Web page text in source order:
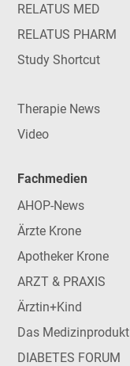
RELATUS MED
RELATUS PHARM
Study Shortcut
Therapie News
Video
Fachmedien
AHOP-News
Ärzte Krone
Apotheker Krone
ARZT & PRAXIS
Ärztin+Kind
Das Medizinprodukt
DIABETES FORUM